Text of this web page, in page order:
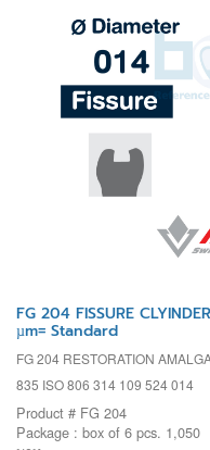
FG 204 FISSURE
µm= Standard
FG 204 RESTORATION
835 ISO 806 314 109 524 014
Product # FG 204
Package : box of 6 pcs. 1,050